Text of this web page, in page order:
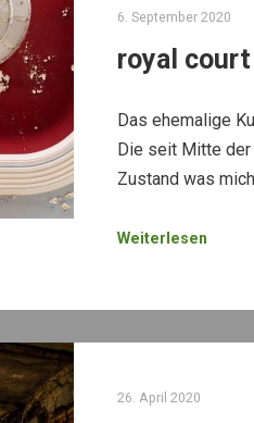
6. September 2020
royal
Das ehemalige
Die seit Mitte der
Zustand was
Weiterlesen
26. April 2020